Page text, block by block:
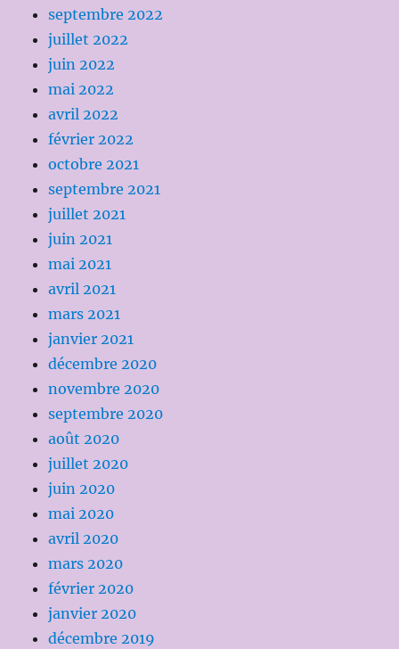
septembre 2022
juillet 2022
juin 2022
mai 2022
avril 2022
février 2022
octobre 2021
septembre 2021
juillet 2021
juin 2021
mai 2021
avril 2021
mars 2021
janvier 2021
décembre 2020
novembre 2020
septembre 2020
août 2020
juillet 2020
juin 2020
mai 2020
avril 2020
mars 2020
février 2020
janvier 2020
décembre 2019